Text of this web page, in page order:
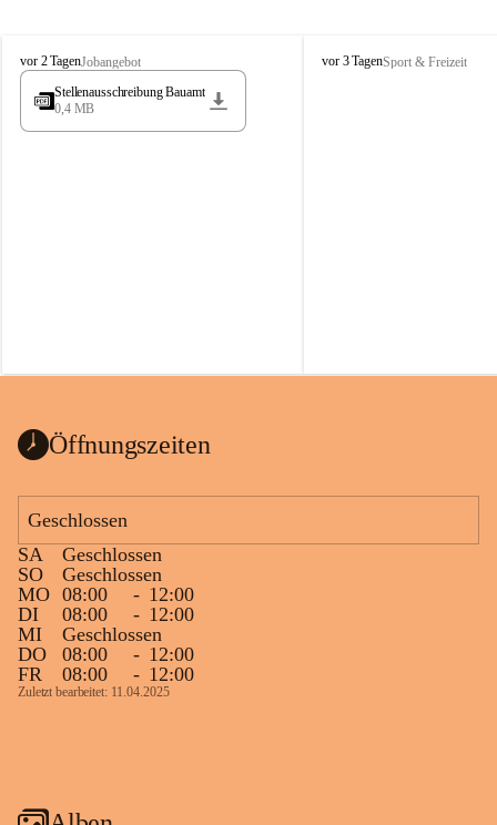
S
t
s
vor 2 TagenJobangebot
Stellenausschreibung Bauamt
0,4 MB
S
vor 3 TagenSport & Freizeit
Öffnungszeiten
Geschlossen
SA
Geschlossen
SO
Geschlossen
MO 08:00 - 12:00
DI
08:00 - 12:00
MI
Geschlossen
DO
08:00 - 12:00
FR
08:00 - 12:00
Zuletzt bearbeitet: 11.04.2025